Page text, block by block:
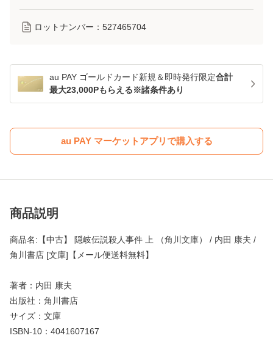
ロットナンバー： 527465704
au PAY ゴールドカード新規＆即時発行限定合計
最大23,000Pもらえる※諸条件あり
au PAY マーケットアプリで購入する
商品説明
商品名:【中古】 隠岐伝説殺人事件 上 （角川文庫） / 内田 康夫 /
角川書店 [文庫]【メール便送料無料】
著者：内田 康夫
出版社：角川書店
サイズ：文庫
ISBN-10：4041607167